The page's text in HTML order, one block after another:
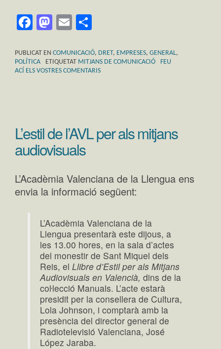
Facebook
Mastodon
Email
PUBLICAT EN COMUNICACIÓ, DRET, EMPRESES, GENERAL,
POLÍTICA
ETIQUETAT MITJANS DE COMUNICACIÓ
FEU
ACÍ ELS VOSTRES COMENTARIS
L’estil de l’AVL per als mitjans
audiovisuals
L’Acadèmia Valenciana de la Llengua ens
envia la informació següent:
L’Acadèmia Valenciana de la
Llengua presentarà este dijous, a
les 13.00 hores, en la sala d’actes
del monestir de Sant Miquel dels
Reis, elLlibre d’Estil per als Mitjans
Audiovisuals en Valencià, dins de la
coŀlecció Manuals. L’acte estarà
presidit per la consellera de Cultura,
Lola Johnson, i comptarà amb la
presència del director general de
Radiotelevisió Valenciana, José
López Jaraba.